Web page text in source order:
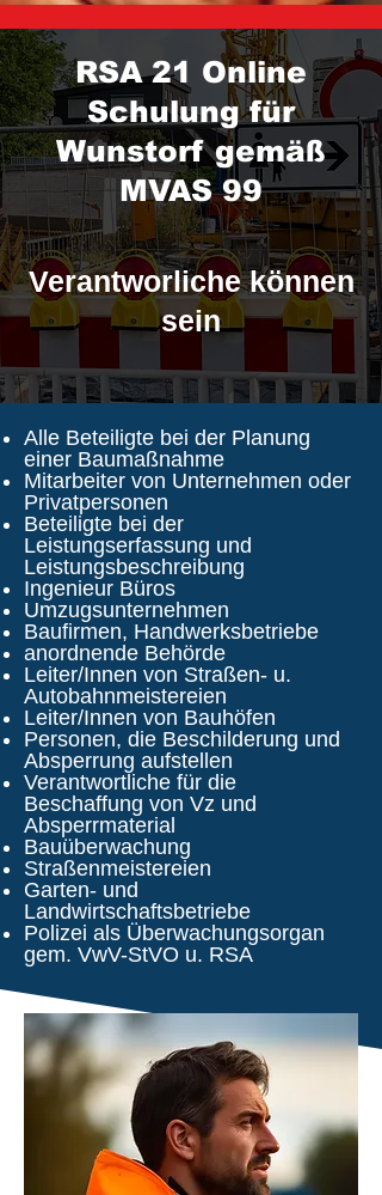
RSA 21 Online
Schulung für
Wunstorf gemäß
MVAS 99
Verantworliche können
sein
Alle Beteiligte bei der Planung
einer Baumaßnahme
Mitarbeiter von Unternehmen oder
Privatpersonen
Beteiligte bei der
Leistungserfassung und
Leistungsbeschreibung
Ingenieur Büros
Umzugsunternehmen
Baufirmen, Handwerksbetriebe
anordnende Behörde
Leiter/Innen von Straßen- u.
Autobahnmeistereien
Leiter/Innen von Bauhöfen
Personen, die Beschilderung und
Absperrung aufstellen
Verantwortliche für die
Beschaffung von Vz und
Absperrmaterial
Bauüberwachung
Straßenmeistereien
Garten- und
Landwirtschaftsbetriebe
Polizei als Überwachungsorgan
gem. VwV-StVO u. RSA